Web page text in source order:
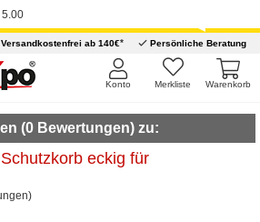
5.00
ab 140€* Persönliche Beratung
Warenkorb
Merkliste
Konto
(0 Bewertungen) zu:
eckig für